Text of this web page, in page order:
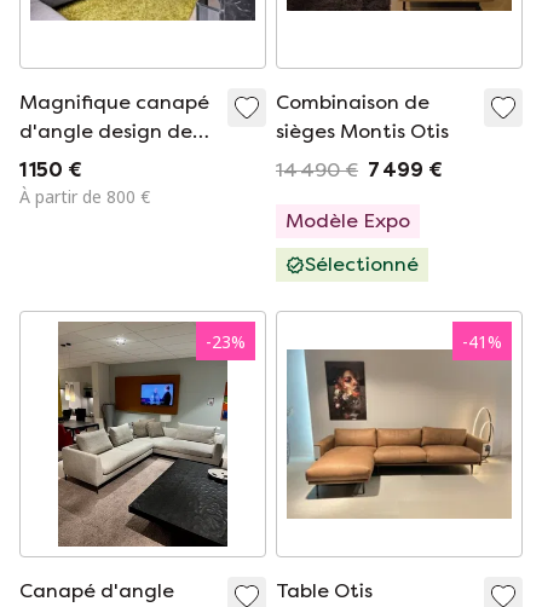
Magnifique canapé
d'angle design de
Montis
1 150 €
À partir de 800 €
Combinaison de
sièges Montis Otis
14 490 € 7 499 €
Modèle Expo
Sélectionné
-23%
Canapé d'angle
-41%
Table Otis